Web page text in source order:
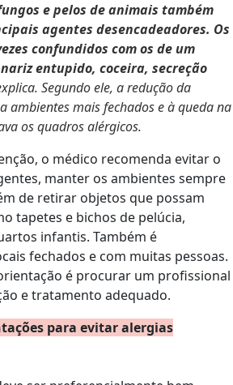
e pelos de animais também
agentes desencadeadores. Os
confundidos com os de um
entupido, coceira, secreção
Segundo ele, a redução da
ambientes mais fechados e à queda na
os quadros alérgicos.
o médico recomenda evitar o
manter os ambientes sempre
de retirar objetos que possam
tapetes e bichos de pelúcia,
infantis. Também é
fechados e com muitas pessoas.
é procurar um profissional
e tratamento adequado.
para evitar alergias